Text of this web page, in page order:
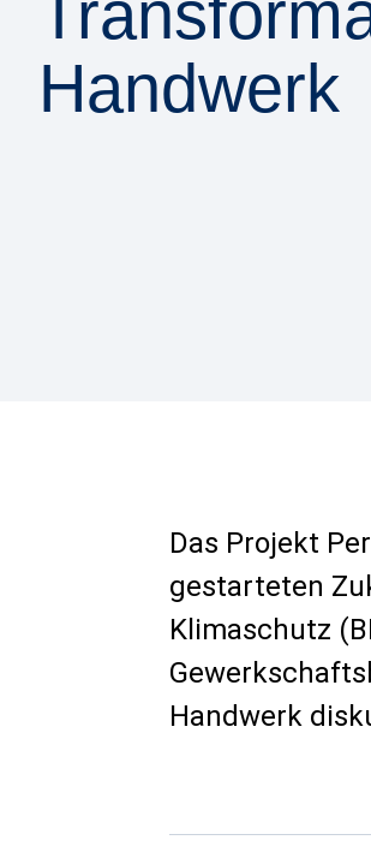
Handwerk
Das Projekt
gestarteten
Klimaschutz
Handwerk